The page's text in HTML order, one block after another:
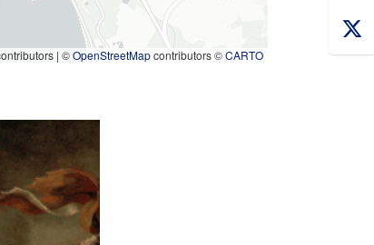
| ©OpenStreetMapcontributors ©CARTO